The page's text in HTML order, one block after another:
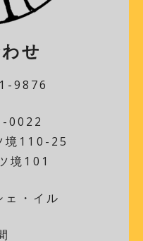
せ
9876
0022
境110-25
境101
ェ・イル